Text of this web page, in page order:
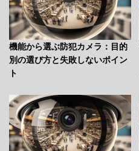
機能から選ぶ防犯カメラ：目的
別の選び方と失敗しないポイン
ト